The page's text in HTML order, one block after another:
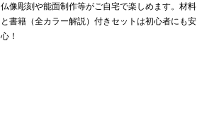
仏像彫刻や能面制作等がご自宅で楽しめます。材料
と書籍（全カラー解説）付きセットは初心者にも安
心！